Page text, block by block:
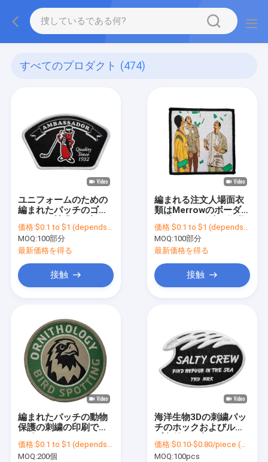
すべてのプロダクト (474)
ユニフォームのための
編まれたパッチのゴル
ド パッチの注文の鉄
価格:$0.1 to $1 (depends on the design and order quantity)
MOQ:100部分
最新価格を得る
接触
編まれる注文人場面衣
類はMerrowのボーダー
する
価格:$0.1 to $1 (depends on the design and order quantity)
MOQ:100部分
最新価格を得る
接触
編まれたパッチの動物
保護の刺繍の印刷でき
ボーダーを修繕する
価格:$0.1 to $1 (depends on the design and order quantity)
MOQ:200個
海洋生物3Dの刺繍パッ
チのホックおよびルー
価格:$0.10-$0.80/piece (depends on the design and order quantity)
MOQ:100pcs